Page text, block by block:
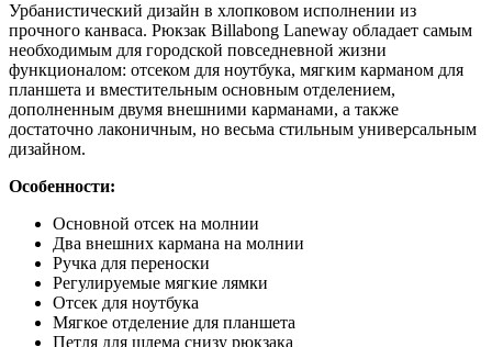
Урбанистический дизайн в хлопковом исполнении из
прочного канваса. Рюкзак Billabong Laneway обладает самым
необходимым для городской повседневной жизни
функционалом: отсеком для ноутбука, мягким карманом для
планшета и вместительным основным отделением,
дополненным двумя внешними карманами, а также
достаточно лаконичным, но весьма стильным универсальным
дизайном.
Особенности:
Основной отсек на молнии
Два внешних кармана на молнии
Ручка для переноски
Регулируемые мягкие лямки
Отсек для ноутбука
Мягкое отделение для планшета
Петля для шлема снизу рюкзака